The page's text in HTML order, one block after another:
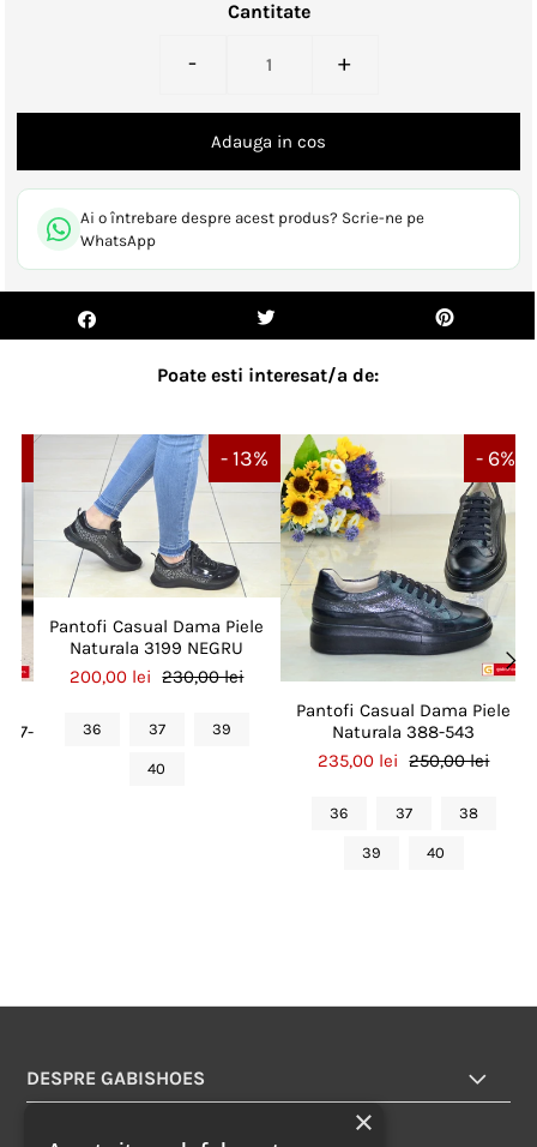
Cantitate
- +
Ai o întrebare despre acest produs? Scrie-ne pe
WhatsApp
Poate esti interesat/a de:
- 13%
Pantofi Casual Dama Piele
Naturala 3199 NEGRU
200,00 lei 230,00 lei
36 37 39
40
- 6%
Pantofi Casual Dama Piele
Naturala 388-543
235,00 lei 250,00 lei
36 37 38
39 40
DESPRE GABISHOES
×